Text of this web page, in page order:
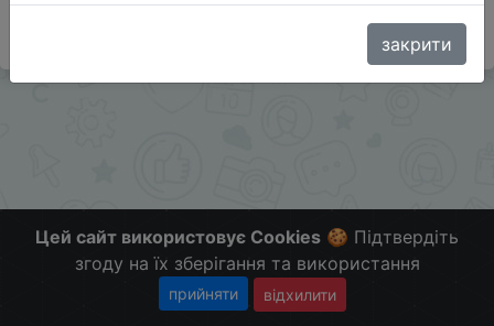
Больше скидок в телеграммt.me/ChinaGoodBuy
Цей сайт використовує Cookies 🍪 Підтвердіть
згоду на їх зберігання та використання
прийняти відхилити
закрити